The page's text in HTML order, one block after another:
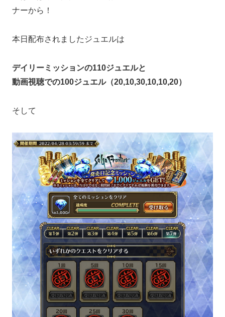
ナーから！
本日配布されましたジュエルは
デイリーミッションの110ジュエルと
動画視聴での100ジュエル（20,10,30,10,10,20）
そして